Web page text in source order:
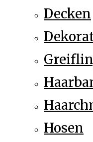
Decken
Hosen